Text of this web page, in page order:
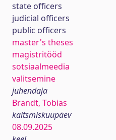
state officers
judicial officers
public officers
master's theses
magistritööd
sotsiaalmeedia
valitsemine
juhendaja
Brandt, Tobias
kaitsmiskuupäev
08.09.2025